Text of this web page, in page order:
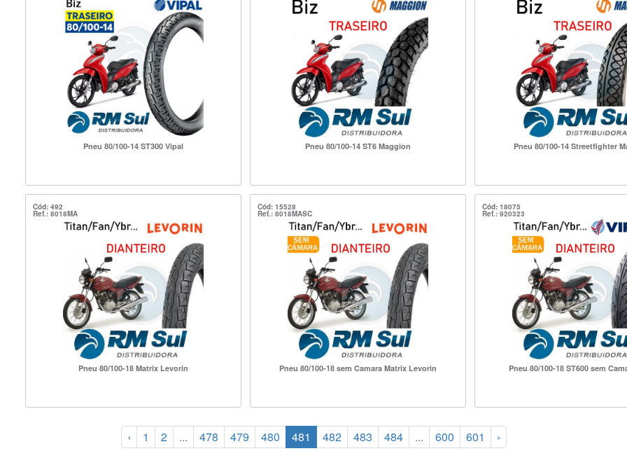
Pneu 80/100-14 ST300 Vipal Pneu 80/100-14 ST6 Maggion Pneu 80/100-14 Streetfighter
Cód: 492
Ref.: 8018MA
Pneu 80/100-18 Matrix Levorin
Cód: 15528
Ref.: 8018MASC
Pneu 80/100-18 sem Camara Matrix Levorin
Cód: 18075
Ref.: 920323
Pneu 80/100-18 ST600 sem
‹ 1 2 ... 478 479 480 481 482 483 484 ... 600 601 ›